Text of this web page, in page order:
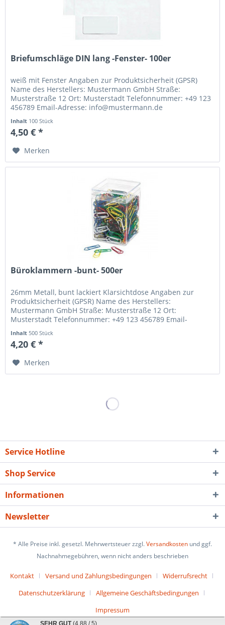
Briefumschläge DIN lang -Fenster- 100er
weiß mit Fenster Angaben zur Produktsicherheit (GPSR)
Name des Herstellers: Mustermann GmbH Straße:
Musterstraße 12 Ort: Musterstadt Telefonnummer: +49 123
456789 Email-Adresse: info@mustermann.de
Inhalt 100 Stück
4,50 € *
Merken
Büroklammern -bunt- 500er
26mm Metall, bunt lackiert Klarsichtdose Angaben zur
Produktsicherheit (GPSR) Name des Herstellers:
Mustermann GmbH Straße: Musterstraße 12 Ort:
Musterstadt Telefonnummer: +49 123 456789 Email-
Inhalt500 Stück
4,20 € *
Merken
Service Hotline
Shop Service
Informationen
Newsletter
* Alle Preise inkl. gesetzl. Mehrwertsteuer zzgl.Versandkosten und ggf.
Nachnahmegebühren, wenn nicht anders beschrieben
Kontakt Versand und Zahlungsbedingungen
Widerrufsrecht
Datenschutzerklärung
Allgemeine Geschäftsbedingungen
Impressum
SEHR GUT (4.88 / 5)